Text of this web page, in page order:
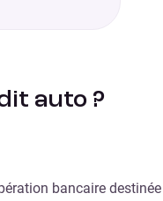
auto ?
bancaire destinée